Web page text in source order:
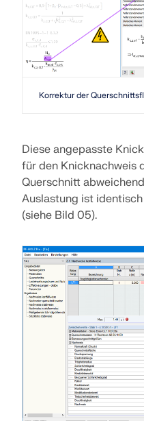
Korrektur der
Diese angepasste
für den Knicknachweis
Querschnitt
Auslastung ist
(siehe Bild 05).